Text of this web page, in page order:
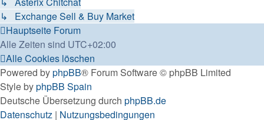
↳ Exchange Sell & Buy Market
Hauptseite Forum
Alle Zeiten sind UTC+02:00
Alle Cookies löschen
Powered byphpBB® Forum Software © phpBB Limited
Style byphpBB Spain
Deutsche Übersetzung durch phpBB.de
Datenschutz | Nutzungsbedingungen